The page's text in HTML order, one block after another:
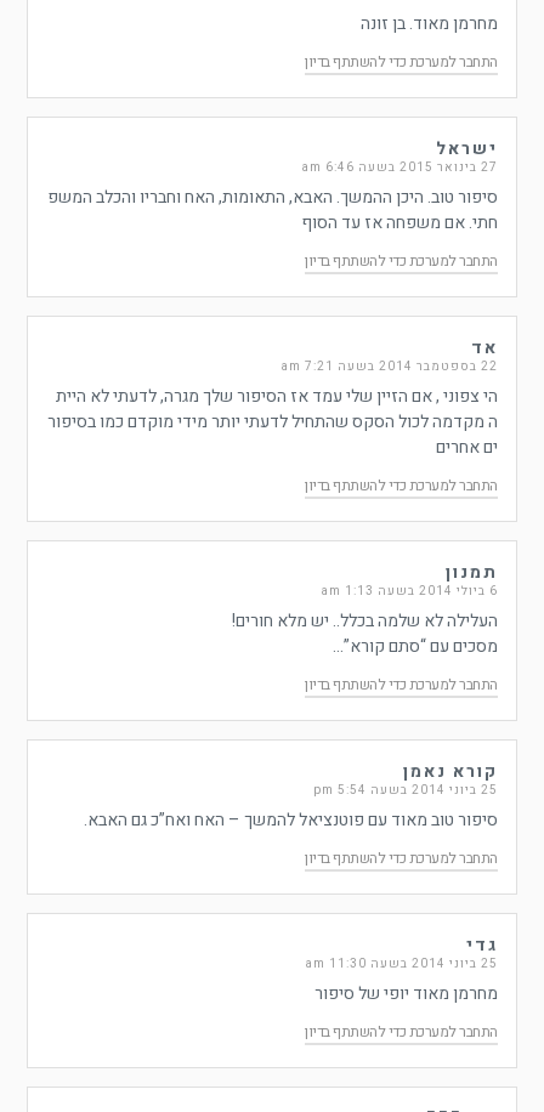
מחרמן מאוד. בן זונה
התחבר למערכת כדי להשתתף בדיון
ישראל
27 בינואר 2015 בשעה 6:46 am
סיפור טוב. היכן ההמשך. האבא, התאומות, האח וחבריו והכלב המשפ
חתי. אם משפחה אז עד הסוף
התחבר למערכת כדי להשתתף בדיון
אד
22 בספטמבר 2014 בשעה 7:21 am
הי צפוני , אם הזיין שלי עמד אז הסיפור שלך מגרה, לדעתי לא היית
ה מקדמה לכול הסקס שהתחיל לדעתי יותר מידי מוקדם כמו בסיפור
ים אחרים
התחבר למערכת כדי להשתתף בדיון
תמנון
6 ביולי 2014 בשעה 1:13 am
העלילה לא שלמה בכלל.. יש מלא חורים!
מסכים עם “סתם קורא”…
התחבר למערכת כדי להשתתף בדיון
קורא נאמן
25 ביוני 2014 בשעה 5:54 pm
סיפור טוב מאוד עם פוטנציאל להמשך – האח ואח”כ גם האבא.
התחבר למערכת כדי להשתתף בדיון
גדי
25 ביוני 2014 בשעה 11:30 am
מחרמן מאוד יופי של סיפור
התחבר למערכת כדי להשתתף בדיון